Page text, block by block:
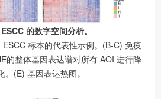
的数字空间分析。
标本的代表性示例。(B-C) 免疫
的整体基因表达谱对所有 AOI 进行降
。(E) 基因表达热图。